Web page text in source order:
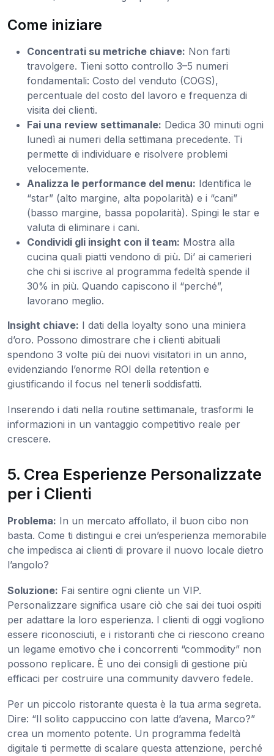
Come iniziare
Concentrati su metriche chiave: Non farti
travolgere. Tieni sotto controllo 3–5 numeri
fondamentali: Costo del venduto (COGS),
percentuale del costo del lavoro e frequenza di
visita dei clienti.
Fai una review settimanale: Dedica 30 minuti ogni
lunedì ai numeri della settimana precedente. Ti
permette di individuare e risolvere problemi
velocemente.
Analizza le performance del menu: Identifica le
“star” (alto margine, alta popolarità) e i “cani”
(basso margine, bassa popolarità). Spingi le star e
valuta di eliminare i cani.
Condividi gli insight con il team: Mostra alla
cucina quali piatti vendono di più. Di’ ai camerieri
che chi si iscrive al programma fedeltà spende il
30% in più. Quando capiscono il “perché”,
lavorano meglio.
Insight chiave: I dati della loyalty sono una miniera
d’oro. Possono dimostrare che i clienti abituali
spendono 3 volte più dei nuovi visitatori in un anno,
evidenziando l’enorme ROI della retention e
giustificando il focus nel tenerli soddisfatti.
Inserendo i dati nella routine settimanale, trasformi le
informazioni in un vantaggio competitivo reale per
crescere.
5. Crea Esperienze Personalizzate
per i Clienti
Problema: In un mercato affollato, il buon cibo non
basta. Come ti distingui e crei un’esperienza memorabile
che impedisca ai clienti di provare il nuovo locale dietro
l’angolo?
Soluzione: Fai sentire ogni cliente un VIP.
Personalizzare significa usare ciò che sai dei tuoi ospiti
per adattare la loro esperienza. I clienti di oggi vogliono
essere riconosciuti, e i ristoranti che ci riescono creano
un legame emotivo che i concorrenti “commodity” non
possono replicare. È uno dei consigli di gestione più
efficaci per costruire una community davvero fedele.
Per un piccolo ristorante questa è la tua arma segreta.
Dire: “Il solito cappuccino con latte d’avena, Marco?”
crea un momento potente. Un programma fedeltà
digitale ti permette di scalare questa attenzione, perché